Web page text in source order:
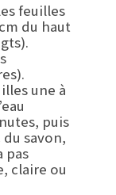
feuilles
du haut
une à
puis
du savon,
pas
claire ou